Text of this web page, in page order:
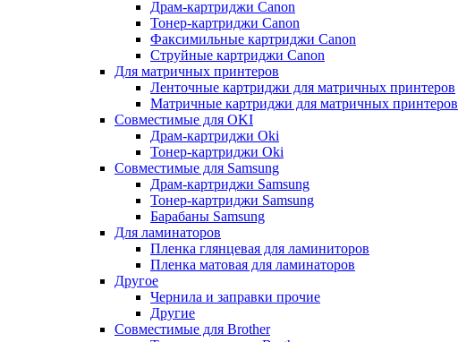
Драм-картриджи Canon
Тонер-картриджи Canon
Факсимильные картриджи Canon
Струйные картриджи Canon
Для матричных принтеров
Ленточные картриджи для матричных принтеров
Матричные картриджи для матричных принтеров
Совместимые для OKI
Драм-картриджи Oki
Тонер-картриджи Oki
Совместимые для Samsung
Драм-картриджи Samsung
Тонер-картриджи Samsung
Барабаны Samsung
Для ламинаторов
Пленка глянцевая для ламиниторов
Пленка матовая для ламинаторов
Другое
Чернила и заправки прочие
Другие
Совместимые для Brother